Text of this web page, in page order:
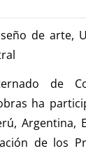
de arte,
de
ha
Argentina,
de los